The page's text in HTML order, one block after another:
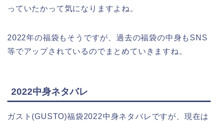
っていたかって気になりますよね。
2022年の福袋もそうですが、過去の福袋の中身もSNS
等でアップされているのでまとめていきますね。
2022中身ネタバレ
ガスト(GUSTO)福袋2022中身ネタバレですが、現在は